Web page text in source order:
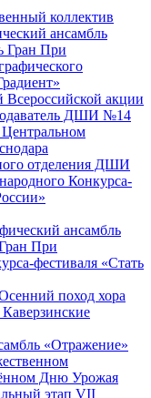
коллектив
ансамбль
Гран При
акции
ДШИ №14
Центральном
отделения ДШИ
Конкурса-
ансамбль
При
фестиваля «Стать
поход хора
«Отражение»
Дню Урожая
этап VII